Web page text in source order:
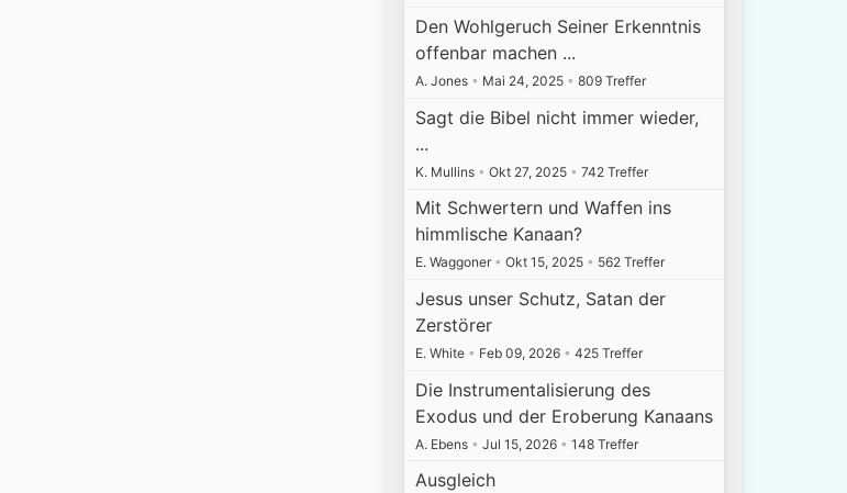
Den Wohlgeruch Seiner Erkenntnis
offenbar machen ...
A. Jones • Mai 24, 2025 • 809 Treffer
Sagt die Bibel nicht immer wieder,
...
K. Mullins • Okt 27, 2025 • 742 Treffer
Mit Schwertern und Waffen ins
himmlische Kanaan?
E. Waggoner • Okt 15, 2025 • 562 Treffer
Jesus unser Schutz, Satan der
Zerstörer
E. White • Feb 09, 2026 • 425 Treffer
Die Instrumentalisierung des
Exodus und der Eroberung Kanaans
A. Ebens • Jul 15, 2026 • 148 Treffer
Ausgleich